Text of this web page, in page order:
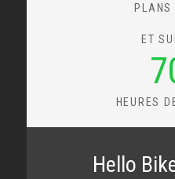
PLANS
ET
HEURES
Hello